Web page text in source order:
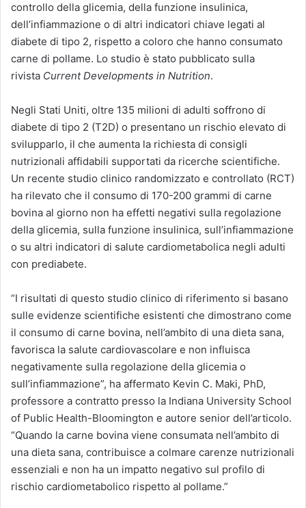
controllo della glicemia, della funzione insulinica,
dell’infiammazione o di altri indicatori chiave legati al
diabete di tipo 2, rispetto a coloro che hanno consumato
carne di pollame. Lo studio è stato pubblicato sulla
rivista Current Developments in Nutrition.
Negli Stati Uniti, oltre 135 milioni di adulti soffrono di
diabete di tipo 2 (T2D) o presentano un rischio elevato di
svilupparlo, il che aumenta la richiesta di consigli
nutrizionali affidabili supportati da ricerche scientifiche.
Un recente studio clinico randomizzato e controllato (RCT)
ha rilevato che il consumo di 170-200 grammi di carne
bovina al giorno non ha effetti negativi sulla regolazione
della glicemia, sulla funzione insulinica, sull’infiammazione
o su altri indicatori di salute cardiometabolica negli adulti
con prediabete.
“I risultati di questo studio clinico di riferimento si basano
sulle evidenze scientifiche esistenti che dimostrano come
il consumo di carne bovina, nell’ambito di una dieta sana,
favorisca la salute cardiovascolare e non influisca
negativamente sulla regolazione della glicemia o
sull’infiammazione”, ha affermato Kevin C. Maki, PhD,
professore a contratto presso la Indiana University School
of Public Health-Bloomington e autore senior dell’articolo.
“Quando la carne bovina viene consumata nell’ambito di
una dieta sana, contribuisce a colmare carenze nutrizionali
essenziali e non ha un impatto negativo sul profilo di
rischio cardiometabolico rispetto al pollame.”